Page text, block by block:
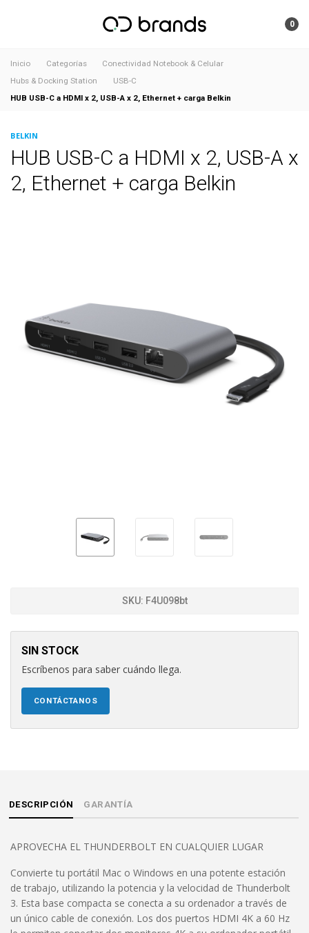
0
Inicio Categorías
Conectividad Notebook & Celular
Hubs & Docking Station
USB-C
HUB USB-C a HDMI x 2, USB-A x 2, Ethernet + carga Belkin
BELKIN
HUB USB-C a HDMI x 2, USB-A x
2, Ethernet + carga Belkin
SKU: F4U098bt
SIN STOCK
Escríbenos para saber cuándo llega.
CONTÁCTANOS
DESCRIPCIÓN GARANTÍA
APROVECHA EL THUNDERBOLT EN CUALQUIER LUGAR
Convierte tu portátil Mac o Windows en una potente estación
de trabajo, utilizando la potencia y la velocidad de Thunderbolt
3. Esta base compacta se conecta a su ordenador a través de
un único cable de conexión. Los dos puertos HDMI 4K a 60 Hz